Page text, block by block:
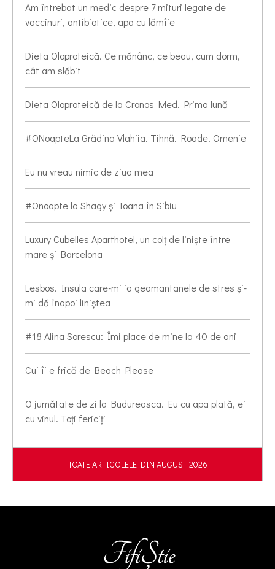
Am întrebat un medic despre 7 mituri legate de
vaccinuri, antibiotice, apa cu lămîie
Dieta Oloproteică. Ce mănânc, ce beau, cum dorm,
cât am slăbit
Dieta Oloproteică de la Cronos Med. Prima lună
#ONoapteLa Grădina Vlahiia. Tihnă. Roade. Omenie
Eu nu vreau nimic de ziua mea
#Onoapte la Shagy și Ioana în Sibiu
Luxury Cubelles Aparthotel, un colț de liniște între
mare și Barcelona
Lesbos. Insula care-mi ia geamantanele de stres și-
mi dă înapoi liniștea
#18 Alina Sorescu: Îmi place de mine la 40 de ani
Cui îi e frică de Beach Please
O jumătate de zi la Budureasca. Eu cu apa plată, ei
cu vinul. Toți fericiți
TOATE ARTICOLELE DIN AUGUST 2026